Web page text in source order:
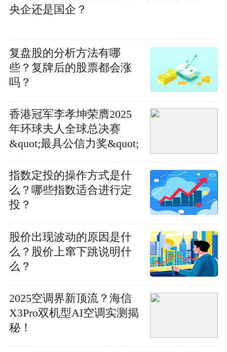
央企还是国企？
复盘股的分析方法有哪
些？复牌后的股票都会涨
吗？
香港冠军李孝坤荣膺2025
年环球夫人全球总决赛
&quot;最具公信力奖&quot;
指数定投的操作方式是什
么？哪些指数适合进行定
投？
股价出现波动的原因是什
么？股价上窜下跳说明什
么？
2025空调界新顶流？海信
X3Pro双机型AI空调实测揭
秘！